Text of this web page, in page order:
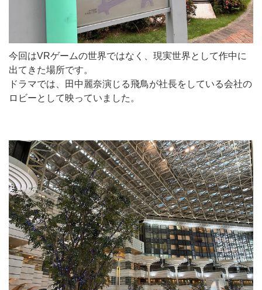
今回はVRゲームの世界ではなく、現実世界として作中に
出てきた場所です。
ドラマでは、田中麗奈演じる飛鳥が社長をしている会社の
ロビーとして映っていました。